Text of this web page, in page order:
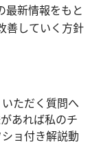
最新情報をもと
善していく方針
ただく質問へ
あれば私のチ
ョ付き解説動